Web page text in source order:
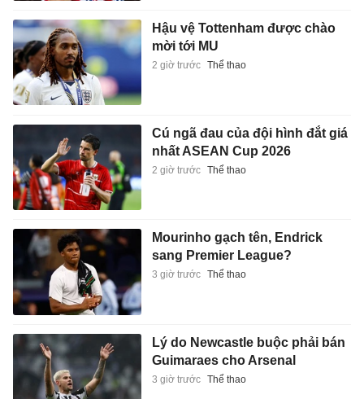
Hậu vệ Tottenham được chào
mời tới MU
2 giờ trước Thể thao
Cú ngã đau của đội hình đắt giá
nhất ASEAN Cup 2026
2 giờ trước Thể thao
Mourinho gạch tên, Endrick
sang Premier League?
3 giờ trước Thể thao
Lý do Newcastle buộc phải bán
Guimaraes cho Arsenal
3 giờ trước Thể thao